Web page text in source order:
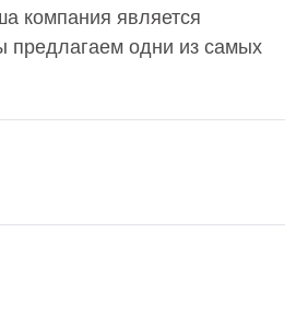
компания является
предлагаем одни из самых